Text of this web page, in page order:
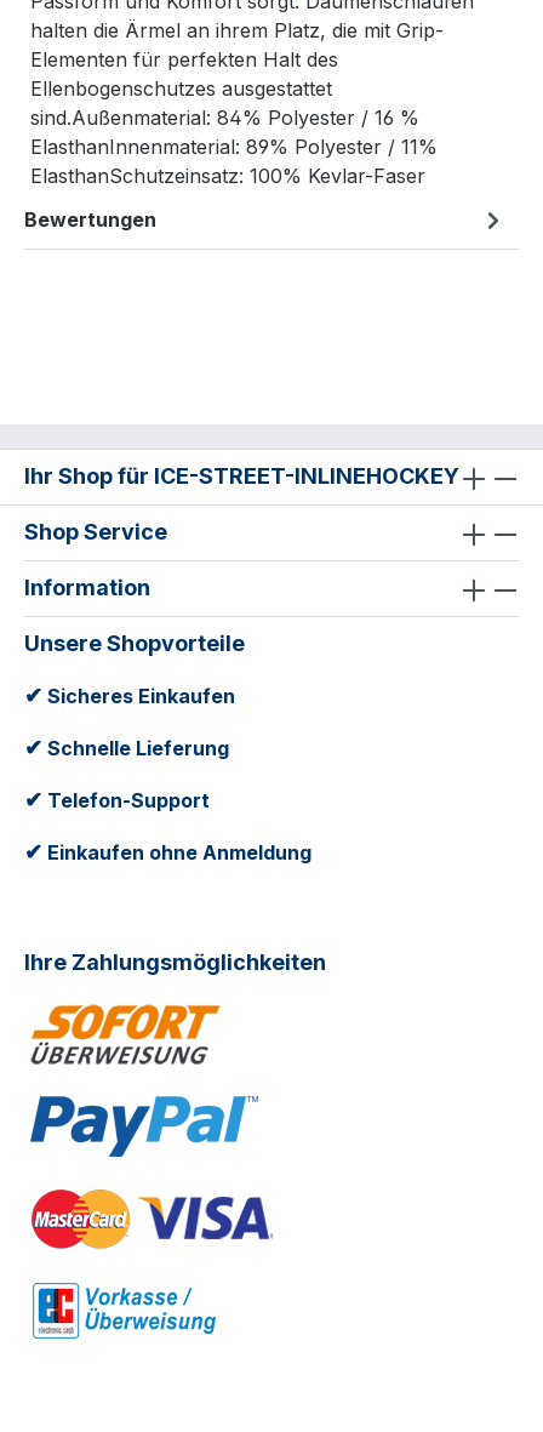
halten die Ärmel an ihrem Platz, die mit Grip-
Elementen für perfekten Halt des
Ellenbogenschutzes ausgestattet
sind.Außenmaterial: 84% Polyester / 16 %
ElasthanInnenmaterial: 89% Polyester / 11%
ElasthanSchutzeinsatz: 100% Kevlar-Faser
Bewertungen
Ihr Shop für ICE-STREET-INLINEHOCKEY
Shop Service
Information
Unsere Shopvorteile
✔ Sicheres Einkaufen
✔ Schnelle Lieferung
✔ Telefon-Support
✔ Einkaufen ohne Anmeldung
Ihre Zahlungsmöglichkeiten